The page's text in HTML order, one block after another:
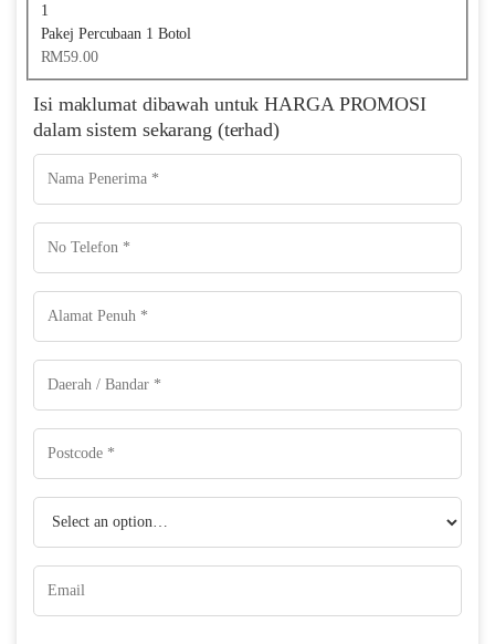
1
Pakej Percubaan 1 Botol
RM59.00
Isi maklumat dibawah untuk HARGA PROMOSI
dalam sistem sekarang (terhad)